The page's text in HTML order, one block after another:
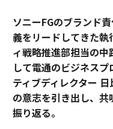
ソニーFGのブランド
義をリードしてきた
ィ戦略推進部担当の
して電通のビジネス
ティブディレクター
の意志を引き出し、
振り返る。